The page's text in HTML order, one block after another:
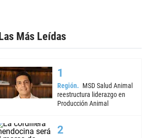
Las Más Leídas
Región
MSD Salud Animal
reestructura liderazgo en
Producción Animal